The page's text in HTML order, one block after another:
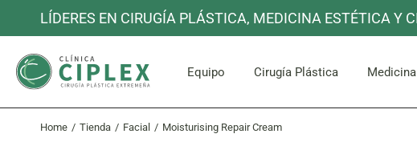
the
LÍDERES EN CIRUGÍA PLÁSTICA, MEDICINA ESTÉTICA Y
Equipo Cirugía Plástica
Home Tienda Facial Moisturising Repair Cream